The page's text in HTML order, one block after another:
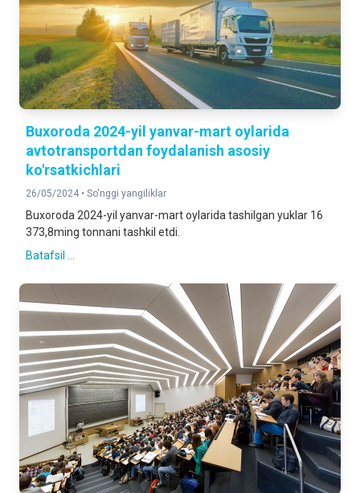
Buxoroda 2024-yil yanvar-mart oylarida
avtotransportdan foydalanish asosiy
ko'rsatkichlari
26/05/2024 • So'nggi yangiliklar
Buxoroda 2024-yil yanvar-mart oylarida tashilgan yuklar 16
373,8ming tonnani tashkil etdi.
Batafsil ...